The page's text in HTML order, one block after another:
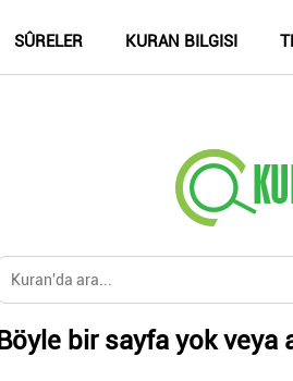
SÛRELER KURAN BILGISI
Böyle bir sayfa yok veya